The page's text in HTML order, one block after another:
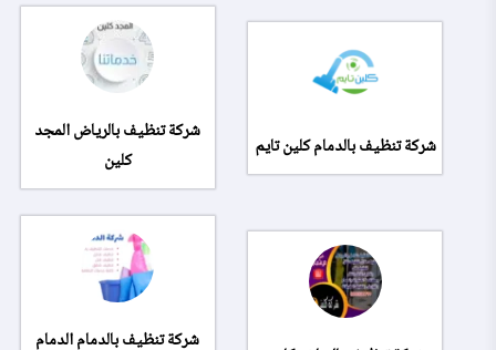
شركة تنظيف بالدمام كلين تايم
شركة تنظيف بالرياض المجد
كلين
شركة تنظيف بالدمام الدمام